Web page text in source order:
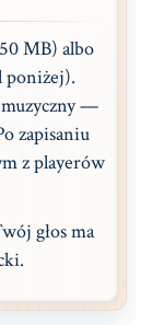
MB) albo
poniżej).
—
zapisaniu
z playerów
głos ma